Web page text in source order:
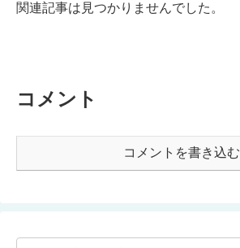
関連記事は見つかりませんでした。
コメント
コメントを書き込む